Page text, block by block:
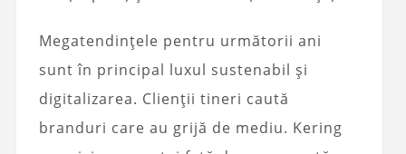
Megatendințele pentru următorii ani
sunt în principal luxul sustenabil și
digitalizarea. Clienții tineri caută
branduri care au grijă de mediu. Kering